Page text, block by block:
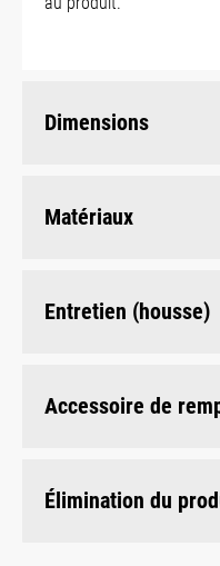
Dimensions
Matériaux
Entretien (housse)
Accessoire de
Élimination du